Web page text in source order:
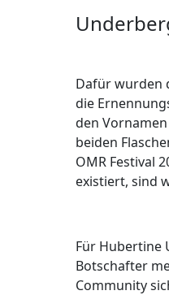
Dafür wurden
die
den
beiden
OMR Festival
existiert, sind
Für Hubertine
Botschafter
Community